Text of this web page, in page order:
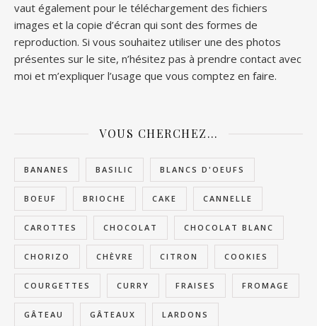
vaut également pour le téléchargement des fichiers
images et la copie d’écran qui sont des formes de
reproduction. Si vous souhaitez utiliser une des photos
présentes sur le site, n’hésitez pas à prendre contact avec
moi et m’expliquer l’usage que vous comptez en faire.
VOUS CHERCHEZ…
BANANES BASILIC BLANCS D'OEUFS
BOEUF BRIOCHE CAKE CANNELLE
CAROTTES CHOCOLAT CHOCOLAT BLANC
CHORIZO CHÈVRE CITRON COOKIES
COURGETTES CURRY FRAISES FROMAGE
GÂTEAU GÂTEAUX LARDONS